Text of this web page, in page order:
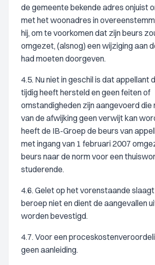
de gemeente bekende adres onjuist
met het woonadres in
hij, om te voorkomen dat zijn beurs
omgezet, (alsnog) een wijziging aan
had moeten doorgeven.
4.5. Nu niet in geschil is dat appellant
tijdig heeft hersteld en geen feiten of
omstandigheden zijn aangevoerd die
van de afwijking geen verwijt kan
heeft de IB-Groep de beurs van
met ingang van 1 februari 2007
beurs naar de norm voor een
studerende.
4.6. Gelet op het vorenstaande
beroep niet en dient de aangevallen
worden bevestigd.
4.7. Voor een
geen aanleiding.